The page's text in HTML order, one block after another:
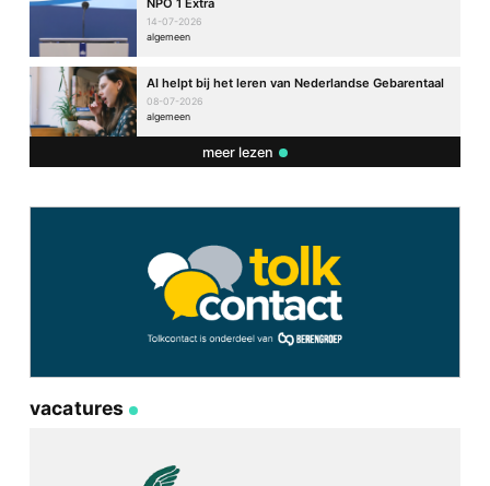
NPO 1 Extra
14-07-2026
algemeen
AI helpt bij het leren van Nederlandse Gebarentaal
08-07-2026
algemeen
meer lezen
vacatures